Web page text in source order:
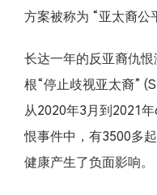
方案被称为 “亚太裔公
长达一年的反亚裔仇恨
根“停止歧视亚太裔”
从2020年3月到2021
恨事件中，有3500多
健康产生了负面影响。